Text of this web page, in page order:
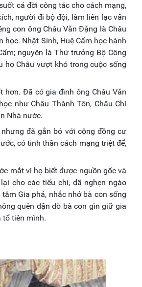
cả đời công tác cho cách mạng,
người đi bộ đội, làm liên lạc văn
con ông Châu Văn Đặng là Châu
Nhật Sinh, Huệ Cẩm học hành
nguyên là Thứ trưởng Bộ Công
họ Châu vượt khó trong cuộc sống
hơn. Đã có gia đình ông Châu Văn
như Châu Thành Tôn, Châu Chí
Nhà nước.
đã gắn bó với cộng đồng cư
có tinh thần cách mạng triệt để,
mắt vì họ biết được nguồn gốc và
cho các tiểu chi, đã nghẹn ngào
Gia phả, nhắc nhở bà con sống
quên dặn dò bà con gìn giữ gia
tổ tiên mình.